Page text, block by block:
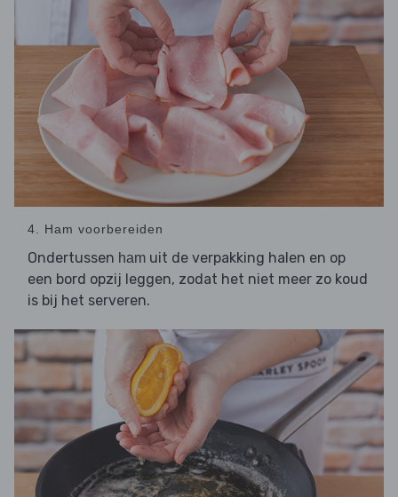
4. Ham voorbereiden
Ondertussen ham uit de verpakking halen en op
een bord opzij leggen, zodat het niet meer zo koud
is bij het serveren.